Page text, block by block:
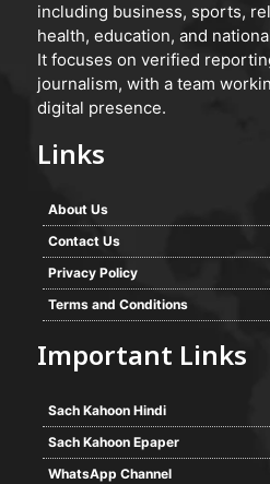
including business, sports,
health, education, and
It focuses on verified
journalism, with a team
digital presence.
Links
About Us
Contact Us
Privacy Policy
Terms and Conditions
Important Links
Sach Kahoon Hindi
Sach Kahoon Epaper
WhatsApp Channel